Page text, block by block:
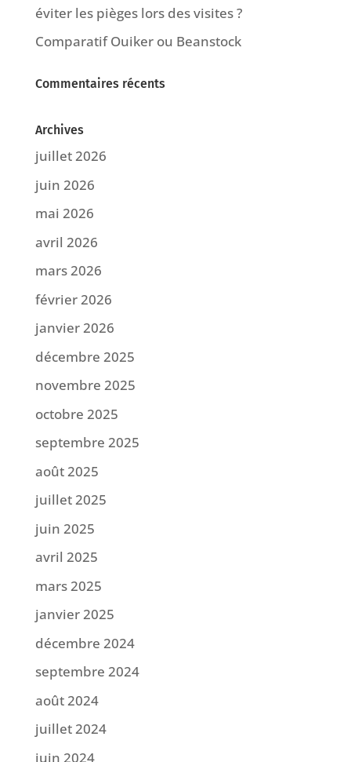
éviter les pièges lors des visites ?
Comparatif Ouiker ou Beanstock
Commentaires récents
Archives
juillet 2026
juin 2026
mai 2026
avril 2026
mars 2026
février 2026
janvier 2026
décembre 2025
novembre 2025
octobre 2025
septembre 2025
août 2025
juillet 2025
juin 2025
avril 2025
mars 2025
janvier 2025
décembre 2024
septembre 2024
août 2024
juillet 2024
juin 2024